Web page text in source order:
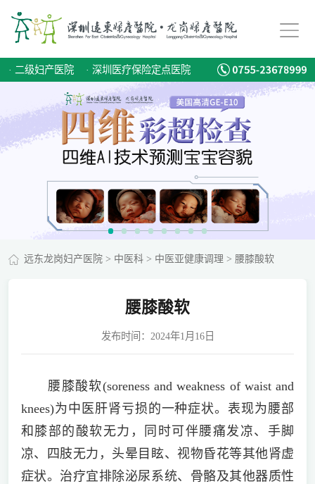
· 二级妇产医院 · 深圳医疗保险定点医院
远东龙岗妇产医院> 中医科> 中医亚健康调理 > 腰膝酸软
腰膝酸软
发布时间：2024年1月16日
腰膝酸软(soreness and weakness of waist and
knees)为中医肝肾亏损的一种症状。表现为腰部
和膝部的酸软无力，同时可伴腰痛发凉、手脚
凉、四肢无力，头晕目眩、视物昏花等其他肾虚
症状。治疗宜排除泌尿系统、骨骼及其他器质性